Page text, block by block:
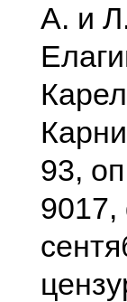
А. и
93,
9017,